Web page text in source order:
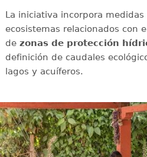
La iniciativa incorpora
ecosistemas relacionados con
de zonas de protección
definición de caudales
lagos y acuíferos.